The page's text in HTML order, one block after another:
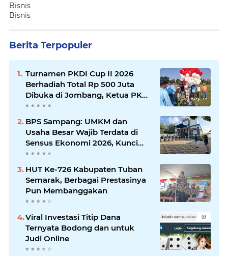
Bisnis
Bisnis
Berita Terpopuler
Turnamen PKDI Cup II 2026
Berhadiah Total Rp 500 Juta
Dibuka di Jombang, Ketua PKDI
Jatim Syaifullah Mahdi: Ajang
Komunikasi Antar-Kades untuk
Memajukan Desa
BPS Sampang: UMKM dan
Usaha Besar Wajib Terdata di
Sensus Ekonomi 2026, Kunci
Kebijakan Tepat Sasaran
HUT Ke-726 Kabupaten Tuban
Semarak, Berbagai Prestasinya
Pun Membanggakan
Viral Investasi Titip Dana
Ternyata Bodong dan untuk
Judi Online